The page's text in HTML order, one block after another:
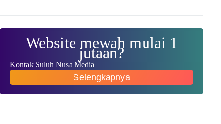
Website mewah mulai 1
jutaan?
Kontak Suluh Nusa Media
Selengkapnya